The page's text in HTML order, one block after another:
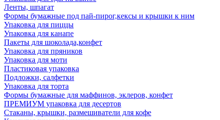
Ленты, шпагат
Формы бумажные под пай-пирог,кексы и крышки к ним
Упаковка для пиццы
Упаковка для канапе
Пакеты для шоколада,конфет
Упаковка для пряников
Упаковка для моти
Пластиковая упаковка
Подложки, салфетки
Упаковка для торта
Формы бумажные для маффинов, эклеров, конфет
ПРЕМИУМ упаковка для десертов
Стаканы, крышки, размешиватели для кофе